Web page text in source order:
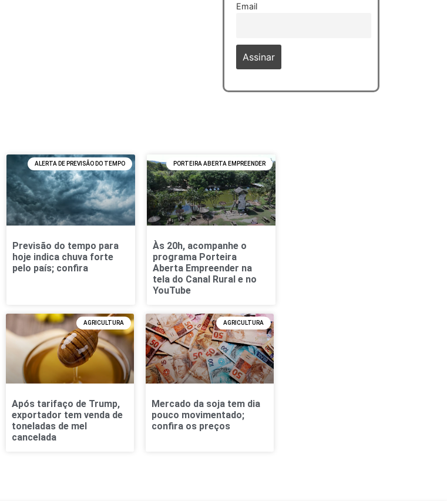
Email
ALERTA DE PREVISÃO DO TEMPO
Previsão do tempo para
hoje indica chuva forte
pelo país; confira
PORTEIRA ABERTA EMPREENDER
Às 20h, acompanhe o
programa Porteira
Aberta Empreender na
tela do Canal Rural e no
YouTube
AGRICULTURA
Após tarifaço de Trump,
exportador tem venda de
toneladas de mel
cancelada
AGRICULTURA
Mercado da soja tem dia
pouco movimentado;
confira os preços